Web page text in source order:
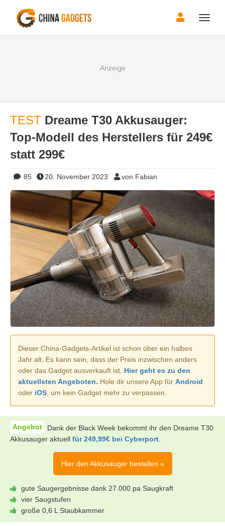
Toggle
TEST Dreame T30 Akkusauger:
Top-Modell des Herstellers für 249€
statt 299€
85 20. November 2023 von Fabian
Dieser China-Gadgets-Artikel ist schon über ein halbes
Jahr alt. Es kann sein, dass der Preis inzwischen anders
oder das Gadget ausverkauft ist. Hier geht es zu den
aktuellsten Angeboten. Hole dir unsere App für Android
oder iOS , um kein Gadget mehr zu verpassen.
Dank der Black Week bekommt ihr den Dreame T30
Akkusauger aktuell für 249,99€ bei Cyberport
Hier den Akkusauger bestellen »
gute Saugergebnisse dank 27.000 pa Saugkraft
vier Saugstufen
große 0,6 L Staubkammer